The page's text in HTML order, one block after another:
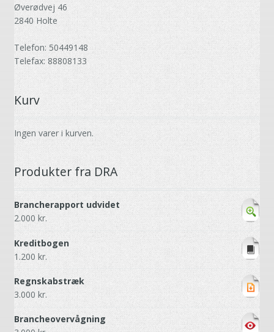
Øverødvej 46
2840 Holte
Telefon: 50449148
Telefax: 88808133
Kurv
Ingen varer i kurven.
Produkter fra DRA
Brancherapport udvidet
2.000 kr.
Kreditbogen
1.200 kr.
Regnskabstræk
3.000 kr.
Brancheovervågning